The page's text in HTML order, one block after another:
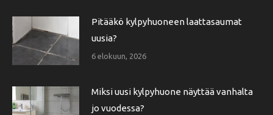
Pitääkö kylpyhuoneen laattasaumat
uusia?
6 elokuun, 2026
Miksi uusi kylpyhuone näyttää vanhalta
jo vuodessa?